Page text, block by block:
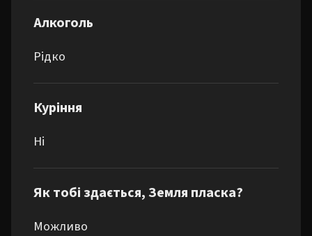
Алкоголь
Рідко
Куріння
Ні
Як тобі здається, Земля пласка?
Можливо